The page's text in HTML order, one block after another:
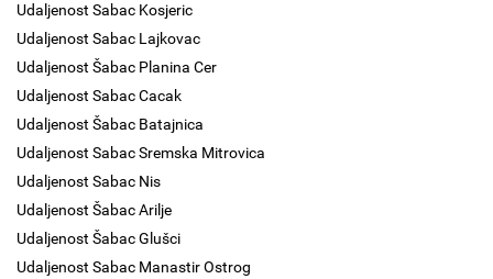
Udaljenost Sabac Kosjeric
Udaljenost Sabac Lajkovac
Udaljenost Šabac Planina Cer
Udaljenost Sabac Cacak
Udaljenost Šabac Batajnica
Udaljenost Sabac Sremska Mitrovica
Udaljenost Sabac Nis
Udaljenost Šabac Arilje
Udaljenost Šabac Glušci
Udaljenost Sabac Manastir Ostrog